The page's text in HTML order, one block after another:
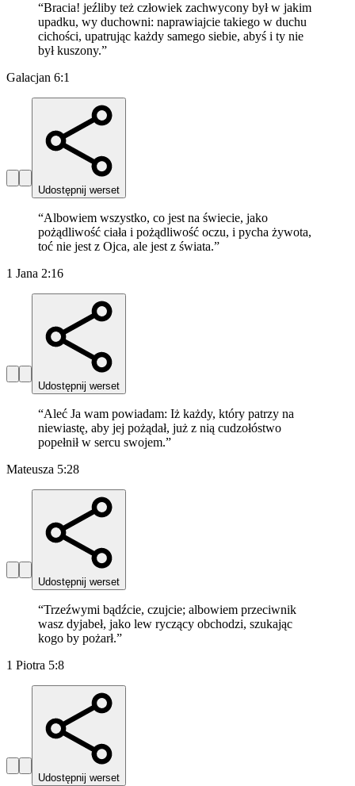
“Bracia! jeźliby też człowiek zachwycony był w jakim
upadku, wy duchowni: naprawiajcie takiego w duchu
cichości, upatrując każdy samego siebie, abyś i ty nie
był kuszony.”
Galacjan 6:1
Udostępnij werset
“Albowiem wszystko, co jest na świecie, jako
pożądliwość ciała i pożądliwość oczu, i pycha żywota,
toć nie jest z Ojca, ale jest z świata.”
1 Jana 2:16
Udostępnij werset
“Aleć Ja wam powiadam: Iż każdy, który patrzy na
niewiastę, aby jej pożądał, już z nią cudzołóstwo
popełnił w sercu swojem.”
Mateusza 5:28
Udostępnij werset
“Trzeźwymi bądźcie, czujcie; albowiem przeciwnik
wasz dyjabeł, jako lew ryczący obchodzi, szukając
kogo by pożarł.”
1 Piotra 5:8
Udostępnij werset